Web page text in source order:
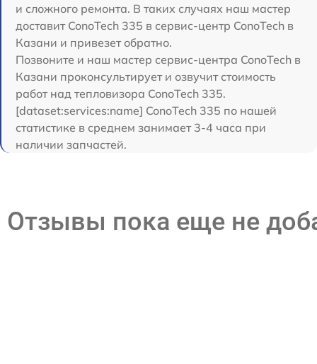
и сложного ремонта. В таких случаях наш мастер
доставит ConoTech 335 в сервис-центр ConoTech в
Казани и привезет обратно.
Позвоните и наш мастер сервис-центра ConoTech в
Казани проконсультирует и озвучит стоимость
работ над тепловизора ConoTech 335.
[dataset:services:name] ConoTech 335 по нашей
статистике в среднем занимает 3-4 часа при
наличии запчастей.
Отзывы пока еще не